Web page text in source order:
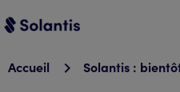
Accueil Solantis :